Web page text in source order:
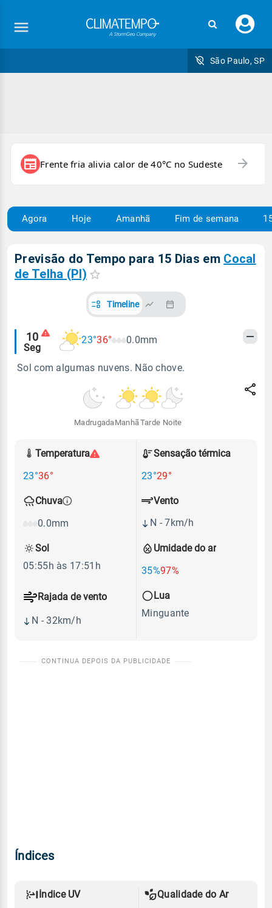
seu
São Paulo, SP
newspaper Frente fria alivia calor de 40°C no Sudeste arrow_forward
Agora Hoje Amanhã Fim de semana
Previsão do Tempo para 15 Dias em Cocal
de Telha (PI)
Timeline
Alertas
meteorológicos
10
Seg
23°36° 0.0mm
Sol com algumas nuvens. Não chove.
Madrugada Manhã Tarde Noite
Temperatura
23°36°
Sensação térmica
23°29°
Chuva
0.0mm
Umidade do ar
35%97%
Vento
N - 7km/h
Rajada de vento
N - 32km/h
Sol
05:55h às 17:51h
Lua
Minguante
Índices
Índice UV Qualidade do Ar